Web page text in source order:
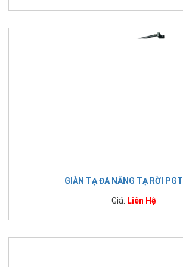
GIÀN TẠ ĐA NĂNG TẠ RỜI
Giá: Liên Hệ